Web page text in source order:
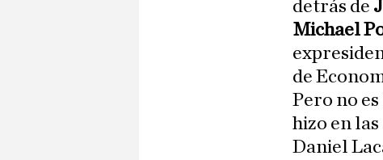
detrás de
Michael
de
Pero no
hizo en
Daniel